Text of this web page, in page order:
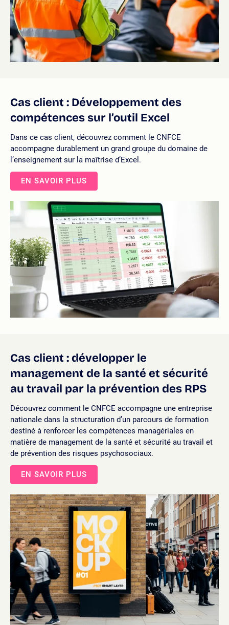
Cas client : Développement des
compétences sur l’outil Excel
Dans ce cas client, découvrez comment le CNFCE
accompagne durablement un grand groupe du domaine de
l’enseignement sur la maîtrise d’Excel.
EN SAVOIR PLUS
Cas client : développer le
management de la santé et sécurité
au travail par la prévention des RPS
Découvrez comment le CNFCE accompagne une entreprise
nationale dans la structuration d’un parcours de formation
destiné à renforcer les compétences managériales en
matière de management de la santé et sécurité au travail et
de prévention des risques psychosociaux.
EN SAVOIR PLUS